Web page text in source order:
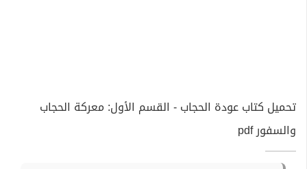
تحميل كتاب عودة الحجاب - القسم الأول: معركة الحجاب
والسفور pdf